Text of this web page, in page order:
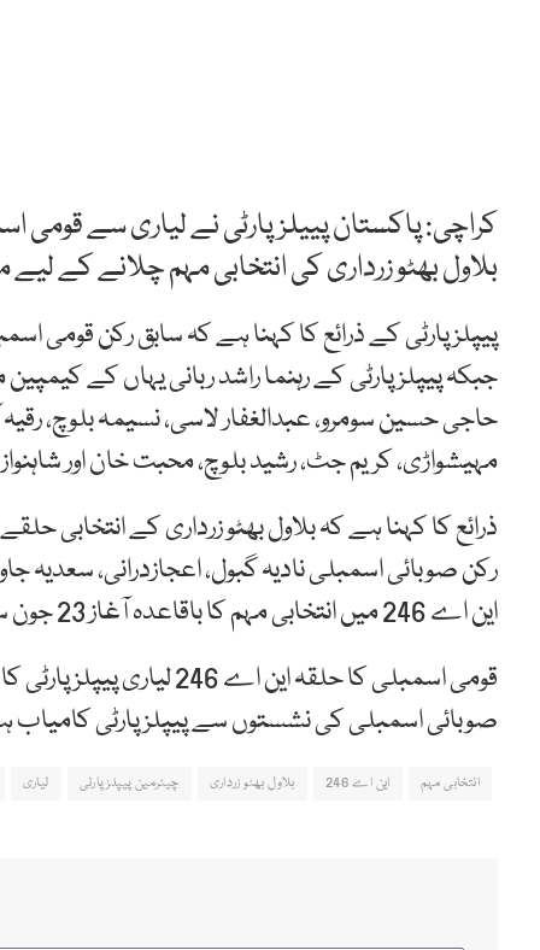
بلاول بھٹو زرداری کی انتخابی مہم چلانے کے
پیپلزپارٹی کے ذرائع کا کہنا ہے کہ سابق رکن قومی
جبکہ پیپلزپارٹی کے رہنما راشد ربانی یہاں کے
حاجی حسین سومرو، عبدالغفار لاسی، نسیمہ بلوچ،
مہیشواڑی، کریم جٹ، رشید بلوچ، محبت خان اور
ذرائع کا کہنا ہے کہ بلاول بھٹو زرداری کے
رکن صوبائی اسمبلی نادیہ گبول، اعجازدرانی، سعدیہ
این اے 246 میں انتخابی مہم کا باقاعدہ آغاز 23 جون سے کر رہی ہے۔
قومی اسمبلی کا حلقہ این
صوبائی اسمبلی کی نشستوں سے پیپلزپارٹی کامیاب
انتخابی مہم این اے 246 بلاول بھٹو زرداری چیئرمین پیپلزپارٹی لیاری